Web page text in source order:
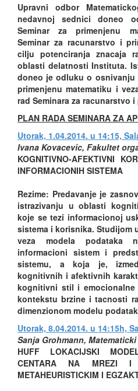
Upravni odbor
nedavnoj sednici doneo
Seminar za primenjenu
Seminar za racunarstvo i
cilju potenciranja znacaja
oblasti delatnosti Instituta.
doneo je odluku o osnivanju
primenjenu matematiku i
rad Seminara za racunarstvo
PLAN RADA SEMINARA ZA
Utorak, 1.04.2014. u 14:15,
Ivana Kovacevic, Fakultet
KOGNITIVNO-AFEKTIVNI
INFORMACIONIH SISTEMA
Rezime: Predavanje je
istrazivanju u oblasti
koje se tezi informacionoj
sistema i korisnika.
veza modela podataka
informacioni sistem i
sistemu, a koja je,
kognitivnih i afektivnih
kognitivni stil i
kontekstu brzine i tacnosti
dimenzionom modelu
Utorak, 8.04.2014. u 14:15h,
Sanja Grohmann,
HUFF LOKACIJSKI
CENTARA NA MREZI I
METAHEURISTICKIM I